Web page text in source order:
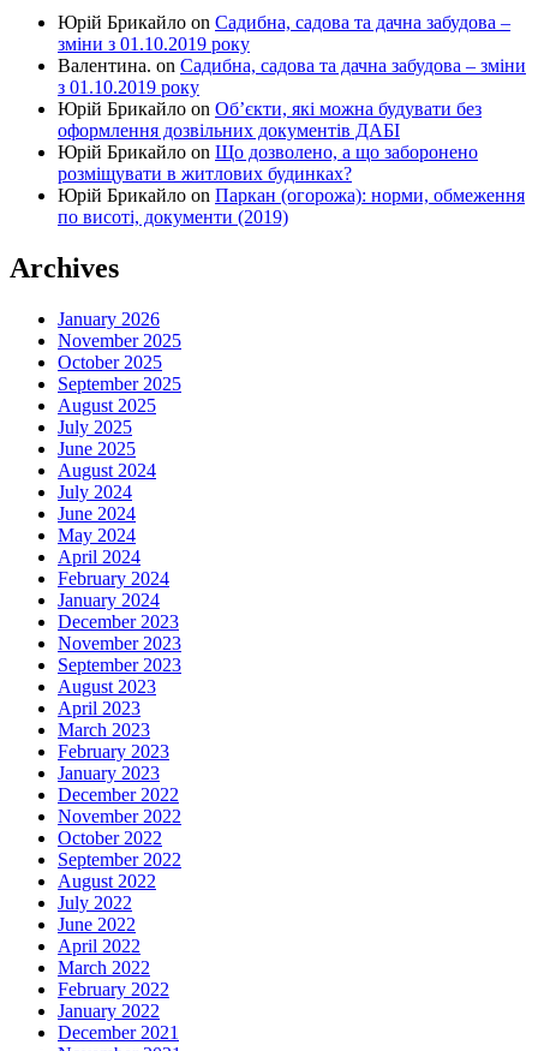
Юрій Брикайло on Садибна, садова та дачна забудова –
зміни з 01.10.2019 року
Валентина. on Садибна, садова та дачна забудова – зміни
з 01.10.2019 року
Юрій Брикайло on Об’єкти, які можна будувати без
оформлення дозвільних документів ДАБІ
Юрій Брикайло on Що дозволено, а що заборонено
розміщувати в житлових будинках?
Юрій Брикайло on Паркан (огорожа): норми, обмеження
по висоті, документи (2019)
Archives
January 2026
November 2025
October 2025
September 2025
August 2025
July 2025
June 2025
August 2024
July 2024
June 2024
May 2024
April 2024
February 2024
January 2024
December 2023
November 2023
September 2023
August 2023
April 2023
March 2023
February 2023
January 2023
December 2022
November 2022
October 2022
September 2022
August 2022
July 2022
June 2022
April 2022
March 2022
February 2022
January 2022
December 2021